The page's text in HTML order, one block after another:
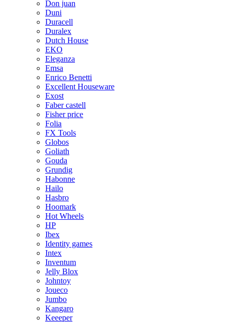
Don juan
Duni
Duracell
Duralex
Dutch House
EKO
Eleganza
Emsa
Enrico Benetti
Excellent Houseware
Exost
Faber castell
Fisher price
Folia
FX Tools
Globos
Goliath
Gouda
Grundig
Habonne
Hailo
Hasbro
Hoomark
Hot Wheels
HP
Ibex
Identity games
Intex
Inventum
Jelly Blox
Johntoy
Joueco
Jumbo
Kangaro
Keeeper